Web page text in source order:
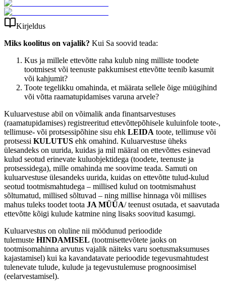
Kirjeldus
Miks koolitus on vajalik? Kui Sa soovid teada:
Kus ja millele ettevõtte raha kulub ning milliste toodete
tootmisest või teenuste pakkumisest ettevõtte teenib kasumit
või kahjumit?
Toote tegelikku omahinda, et määrata sellele õige müügihind
või võtta raamatupidamises varuna arvele?
Kuluarvestuse abil on võimalik anda finantsarvestuses
(raamatupidamises) registreeritud ettevõttepõhisele kuluinfole toote-,
tellimuse- või protsessipõhine sisu ehk LEIDA toote, tellimuse või
protsessi KULUTUS ehk omahind. Kuluarvestuse üheks
ülesandeks on uurida, kuidas ja mil määral on ettevõttes esinevad
kulud seotud erinevate kuluobjektidega (toodete, teenuste ja
protsessidega), mille omahinda me soovime teada. Samuti on
kuluarvestuse ülesandeks uurida, kuidas on ettevõtte tulud-kulud
seotud tootmismahtudega – millised kulud on tootmismahust
sõltumatud, millised sõltuvad – ning millise hinnaga või millises
mahus tuleks toodet toota JA MÜÜA/ teenust osutada, et saavutada
ettevõtte kõigi kulude katmine ning lisaks soovitud kasumgi.
Kuluarvestus on oluline nii möödunud perioodide
tulemuste HINDAMISEL (tootmisettevõtete jaoks on
tootmisomahinna arvutus vajalik näiteks varu soetusmaksumuses
kajastamisel) kui ka kavandatavate perioodide tegevusmahtudest
tulenevate tulude, kulude ja tegevustulemuse prognoosimisel
(eelarvestamisel).